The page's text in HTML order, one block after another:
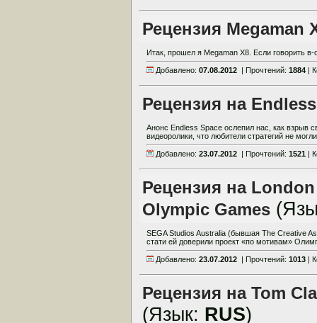
Рецензия Megaman
Итак, прошел я Megaman X8. Если говорить
Добавлено: 07.08.2012 | Прочтений: 1884 |
Рецензия на
Анонс Endless Space ослепил нас, как взрыв
видеоролики, что любители стратегий не
Добавлено: 23.07.2012 | Прочтений: 1521 |
Рецензия на
Olympic Games
SEGA Studios Australia (бывшая The Creative
стати ей доверили проект «по мотивам»
Добавлено: 23.07.2012 | Прочтений: 1013 |
Рецензия на Tom
(Язык: RUS)